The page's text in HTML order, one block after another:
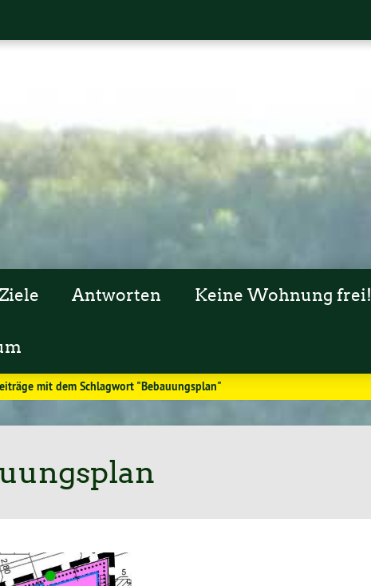
Ziele Antworten Keine Wohnung frei!
mit dem Schlagwort "Bebauungsplan"